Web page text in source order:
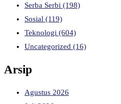
Serba Serbi (198)
Sosial (119)
Teknologi (604)
Uncategorized (16)
Arsip
Agustus 2026